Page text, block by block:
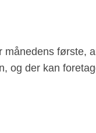
første,
og der kan